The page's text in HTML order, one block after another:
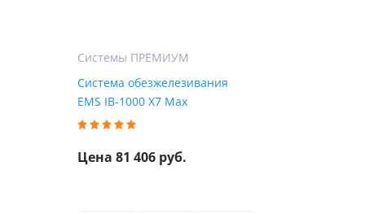
Системы ПРЕМИУМ
Система обезжелезивания
EMS IB-1000 X7 Max
Цена 81 406 руб.